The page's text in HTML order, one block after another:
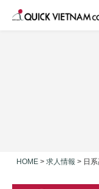
HOME > 求人情報 > 日